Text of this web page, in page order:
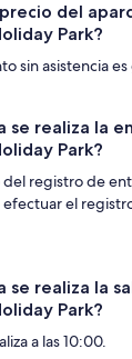
del
Park?
sin asistencia
se realiza la
Park?
registro de
efectuar el
se realiza la
Park?
a las 10:00.